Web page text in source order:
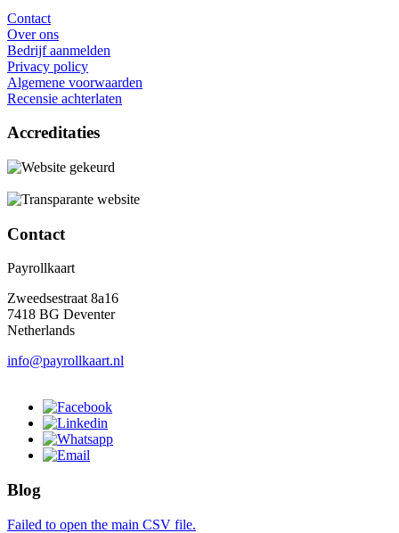
Contact
Over ons
Bedrijf aanmelden
Privacy policy
Algemene voorwaarden
Recensie achterlaten
Accreditaties
Contact
Payrollkaart
Zweedsestraat 8a16
7418 BG Deventer
Netherlands
info@payrollkaart.nl
Blog
Failed to open the main CSV file.